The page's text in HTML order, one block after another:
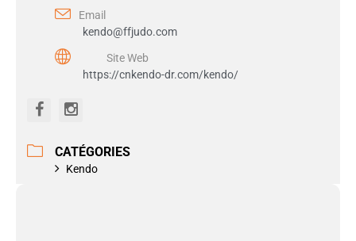
Email
kendo@ffjudo.com
Site Web
https://cnkendo-dr.com/kendo/
CATÉGORIES
Kendo